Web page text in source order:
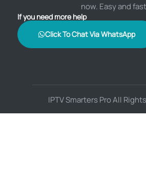
now. Easy and
If you need more help
Click To Chat Via WhatsApp
IPTV Smarters Pro All